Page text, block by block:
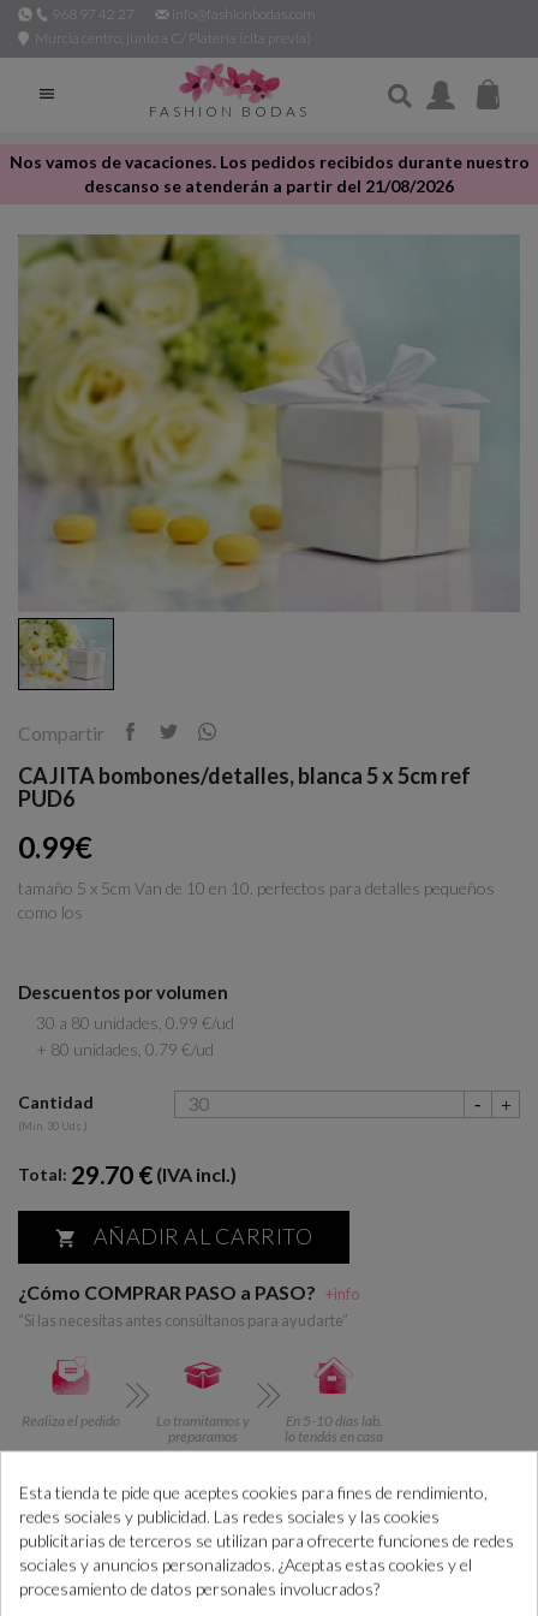
968 97 42 27
info@fashionbodas.com
Murcia centro, junto a C/ Platería (cita previa)

FASHION BODAS
Nos vamos de vacaciones. Los pedidos recibidos durante nuestro
descanso se atenderán a partir del 21/08/2026
Compartir
CAJITA bombones/detalles, blanca 5 x 5cm ref
PUD6
0.99€
tamaño 5 x 5cm Van de 10 en 10. perfectos para detalles pequeños
como los
Descuentos por volumen
30 a 80 unidades, 0.99 €/ud
+ 80 unidades, 0.79 €/ud
Cantidad
(Min. 30 Uds.)
Total: 29.70 € (IVA incl.)
 AÑADIR AL CARRITO
¿Cómo COMPRAR PASO a PASO? +info
“Si las necesitas antes consúltanos para ayudarte”
Realiza el pedido
Lo tramitamos y
preparamos
En 5-10 días lab.
lo tendás en casa
DESCRIPCIÓN
CÓMO COMPRAR
PLAZOS DE ENTREGA
OPINIONES
Esta tienda te pide que aceptes cookies para fines de rendimiento,
redes sociales y publicidad. Las redes sociales y las cookies
publicitarias de terceros se utilizan para ofrecerte funciones de redes
sociales y anuncios personalizados. ¿Aceptas estas cookies y el
procesamiento de datos personales involucrados?